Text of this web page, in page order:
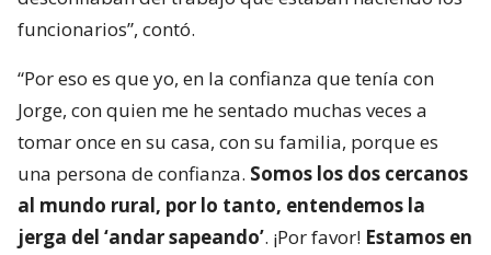
funcionarios”, contó.
“Por eso es que yo, en la confianza que tenía con
Jorge, con quien me he sentado muchas veces a
tomar once en su casa, con su familia, porque es
una persona de confianza. Somos los dos cercanos
al mundo rural, por lo tanto, entendemos la
jerga del ‘andar sapeando’. ¡Por favor! Estamos en